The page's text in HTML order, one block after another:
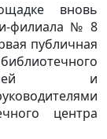
вновь
филиала № 8
публичная
и
центра